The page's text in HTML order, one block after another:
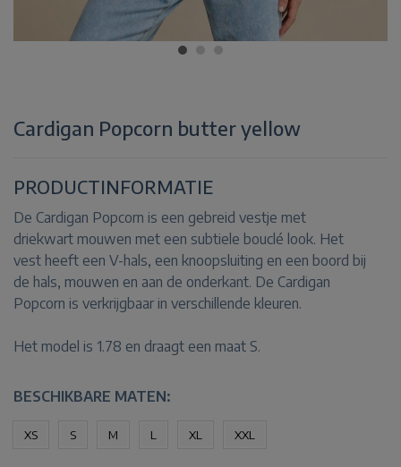
Cardigan Popcorn butter yellow
PRODUCTINFORMATIE
De Cardigan Popcorn is een gebreid vestje met
driekwart mouwen met een subtiele bouclé look. Het
vest heeft een V-hals, een knoopsluiting en een boord bij
de hals, mouwen en aan de onderkant. De Cardigan
Popcorn is verkrijgbaar in verschillende kleuren.
Het model is 1.78 en draagt een maat S.
BESCHIKBARE MATEN:
XS S M L XL XXL